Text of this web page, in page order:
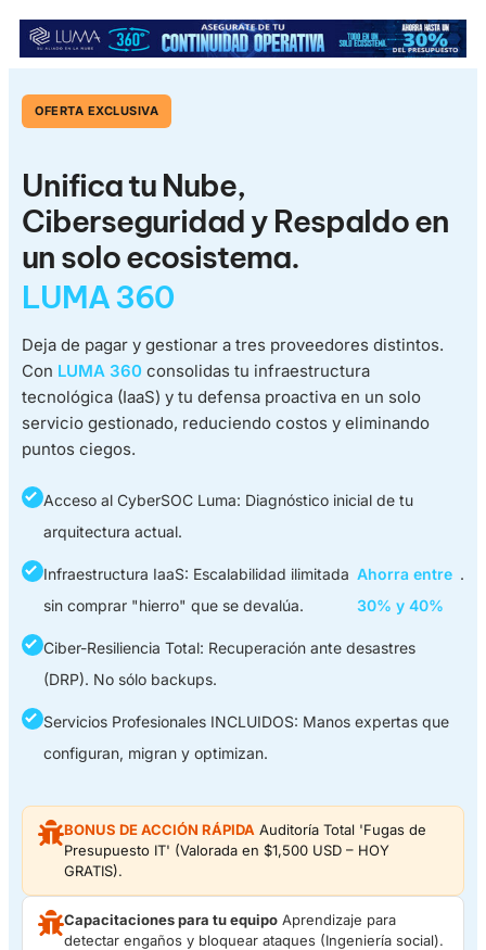
OFERTA EXCLUSIVA
Unifica tu Nube,
Ciberseguridad y Respaldo en
un solo ecosistema.
LUMA 360
Deja de pagar y gestionar a tres proveedores distintos.
Con LUMA 360 consolidas tu infraestructura
tecnológica (IaaS) y tu defensa proactiva en un solo
servicio gestionado, reduciendo costos y eliminando
puntos ciegos.
Acceso al CyberSOC Luma: Diagnóstico inicial de tu
arquitectura actual.
Infraestructura IaaS: Escalabilidad ilimitada
sin comprar "hierro" que se devalúa.
Ahorra entre
30% y 40%
.
Ciber-Resiliencia Total: Recuperación ante desastres
(DRP). No sólo backups.
Servicios Profesionales INCLUIDOS: Manos expertas que
configuran, migran y optimizan.
BONUS DE ACCIÓN RÁPIDA Auditoría Total 'Fugas de
Presupuesto IT' (Valorada en $1,500 USD – HOY
GRATIS).
Capacitaciones para tu equipo Aprendizaje para
detectar engaños y bloquear ataques (Ingeniería social).